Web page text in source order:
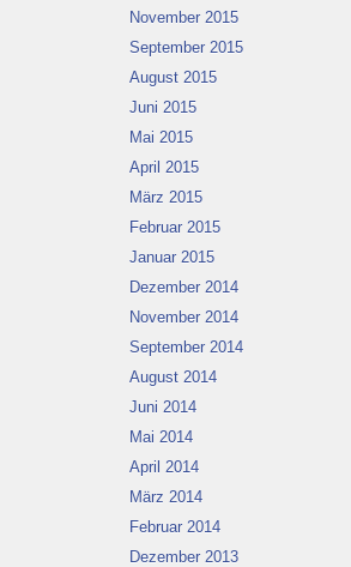
November 2015
September 2015
August 2015
Juni 2015
Mai 2015
April 2015
März 2015
Februar 2015
Januar 2015
Dezember 2014
November 2014
September 2014
August 2014
Juni 2014
Mai 2014
April 2014
März 2014
Februar 2014
Dezember 2013